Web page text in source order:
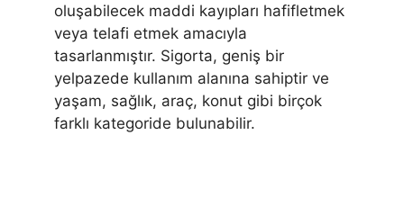
oluşabilecek maddi kayıpları hafifletmek
veya telafi etmek amacıyla
tasarlanmıştır. Sigorta, geniş bir
yelpazede kullanım alanına sahiptir ve
yaşam, sağlık, araç, konut gibi birçok
farklı kategoride bulunabilir.